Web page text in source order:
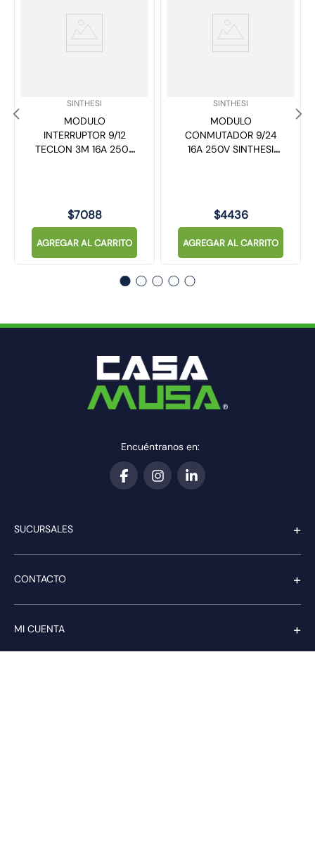
SINTHESI
MODULO
INTERRUPTOR 9/12
TECLON 3M 16A 250V
$7088
AGREGAR AL CARRITO
SINTHESI
MODULO
CONMUTADOR 9/24
16A 250V SINTHESI
$4436
AGREGAR AL CARRITO
Encuéntranos en:
SUCURSALES +
CONTACTO +
MI CUENTA +